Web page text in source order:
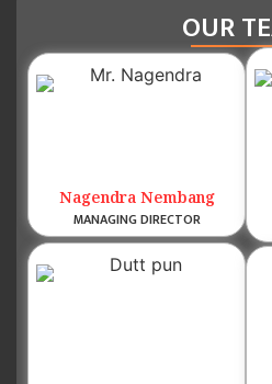
OUR
Nagendra Nembang
MANAGING DIRECTOR